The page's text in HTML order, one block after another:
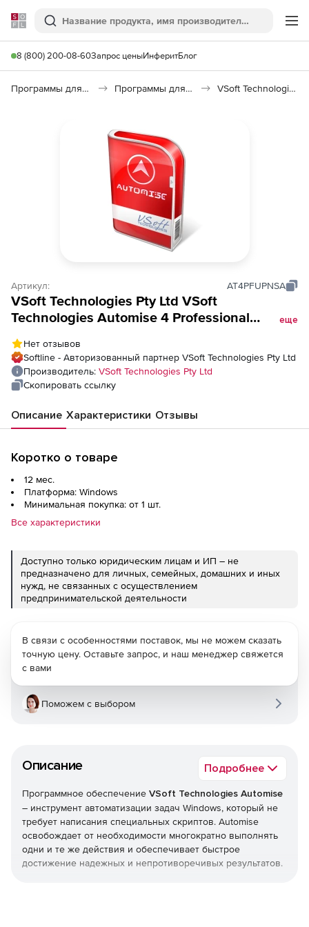
Softline
Поиск
8 (800) 200-08-60Запрос ценыИнферитБлог
Программы для программирования Программы для разработки ПО VSoft Technologies Automise
Артикул: AT4PFUPNSA
VSoft Technologies Pty Ltd VSoft
Technologies Automise 4 Professional
from 1/2/3/4 Professional Named User with 1
Year Software Assurance
еще
Нет отзывов
Softline - Авторизованный партнер VSoft Technologies Pty Ltd
Производитель: VSoft Technologies Pty Ltd
Скопировать ссылку
Описание Характеристики Отзывы
Коротко о товаре
12 мес.
Платформа: Windows
Минимальная покупка: от 1 шт.
Все характеристики
Доступно только юридическим лицам и ИП – не
предназначено для личных, семейных, домашних и иных
нужд, не связанных с осуществлением
предпринимательской деятельности
Описание Подробнее
Программное обеспечение VSoft Technologies Automise
– инструмент автоматизации задач Windows, который не
требует написания специальных скриптов. Automise
освобождает от необходимости многократно выполнять
одни и те же действия и обеспечивает быстрое
достижение надежных и непротиворечивых результатов.
В связи с особенностями поставок, мы не можем сказать
точную цену. Оставьте запрос, и наш менеджер свяжется
с вами
Поможем с выбором